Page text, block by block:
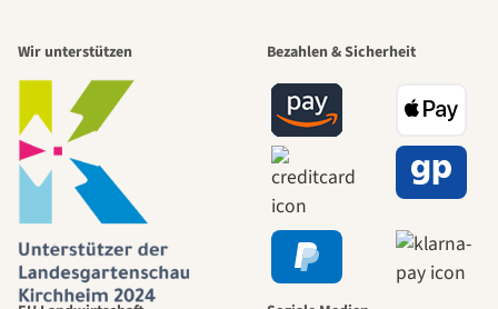
schönsten
Wege zu uns
selbst führt
durch den
Wir unterstützen Bezahlen & Sicherheit